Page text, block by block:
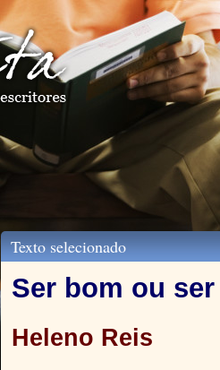
Texto selecionado
Ser bom ou
Heleno Reis